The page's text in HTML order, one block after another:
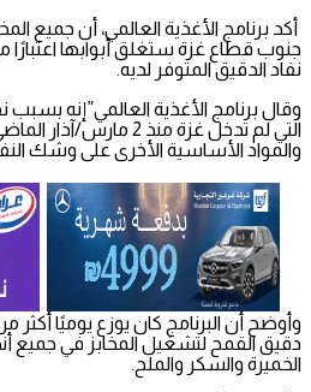
أكد برنامج الأغذية العالمي، أن جميع
جنوب قطاع غزة ستغلق أبوابها اعتبارًا
نفاد الدقيق المتوفر لديه.
وقال برنامج الأغذية العالمي”إنه
التي لم تدخل غزة منذ 2
والمواد الأساسية الأخرى على وشك
دقيق القمح لتشغيل المخابز في جميع
الخميرة والسكر والملح.